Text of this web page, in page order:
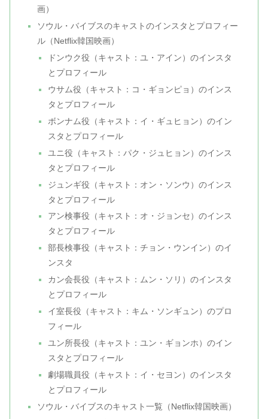
画）
ソウル・バイブスのキャストのインスタとプロフィー
ル（Netflix韓国映画）
ドンウク役（キャスト：ユ・アイン）のインスタ
とプロフィール
ウサム役（キャスト：コ・ギョンピョ）のインス
タとプロフィール
ボンナム役（キャスト：イ・ギュヒョン）のイン
スタとプロフィール
ユニ役（キャスト：パク・ジュヒョン）のインス
タとプロフィール
ジュンギ役（キャスト：オン・ソンウ）のインス
タとプロフィール
アン検事役（キャスト：オ・ジョンセ）のインス
タとプロフィール
部長検事役（キャスト：チョン・ウンイン）のイ
ンスタ
カン会長役（キャスト：ムン・ソリ）のインスタ
とプロフィール
イ室長役（キャスト：キム・ソンギュン）のプロ
フィール
ユン所長役（キャスト：ユン・ギョンホ）のイン
スタとプロフィール
劇場職員役（キャスト：イ・セヨン）のインスタ
とプロフィール
ソウル・バイブスのキャスト一覧（Netflix韓国映画）